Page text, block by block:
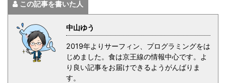
この記事を書いた人
中山ゆう
2019年よりサーフィン、プログラミングをは
じめました。食は京王線の情報中心です。よ
り良い記事をお届けできるようがんばりま
す。